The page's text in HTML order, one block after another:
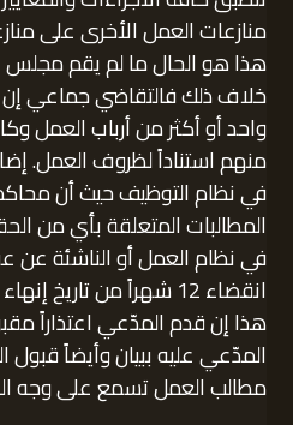
منازعات العمل الأخرى على
هذا هو الحال ما لم يقم مجلس
خلاف ذلك فالتقاضي جماعي إن
واحد أو أكثر من أرباب العمل
منهم استناداً لظروف العمل.
في نظام التوظيف حيث أن
المطالبات المتعلقة بأي من
في نظام العمل أو الناشئة عن
انقضاء 12 شهراً من
هذا إن قدم المدّعي اعتذاراً
المدّعي عليه ببيان وأيضاً قبول
مطالب العمل تسمع على وجه